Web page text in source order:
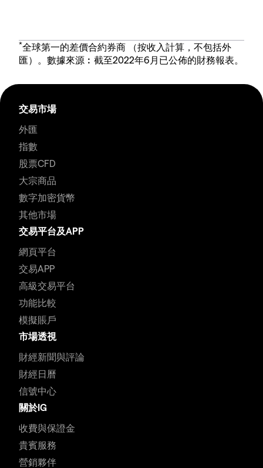
*全球第一的差價合約券商 （按收入計算，不包括外
匯）。數據來源︰截至2022年6月已公佈的財務報表。
交易市場
外匯
指數
股票CFD
大宗商品
數字加密貨幣
其他市場
交易平台及APP
網頁平台
交易APP
高級交易平台
功能比較
模擬賬戶
市場透視
財經新聞與評論
財經日曆
信號中心
關於IG
收費與保證金
貴賓服務
營銷夥伴